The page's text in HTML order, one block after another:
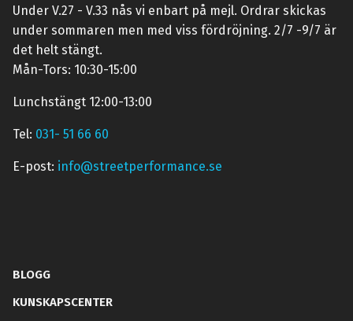
Under V.27 - V.33 nås vi enbart på mejl. Ordrar skickas
under sommaren men med viss fördröjning. 2/7 -9/7 är
det helt stängt.
Mån-Tors: 10:30-15:00
Lunchstängt 12:00-13:00
Tel: 031- 51 66 60
E-post: info@streetperformance.se
BLOGG
KUNSKAPSCENTER